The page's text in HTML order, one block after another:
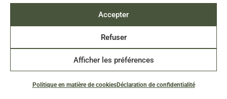
Accepter
Refuser
Afficher les préférences
Politique en matière de cookiesDéclaration de confidentialité
2026 Tous droits réservés à l'Institut de la fourrure
du Canada | Site Web par Acxcom